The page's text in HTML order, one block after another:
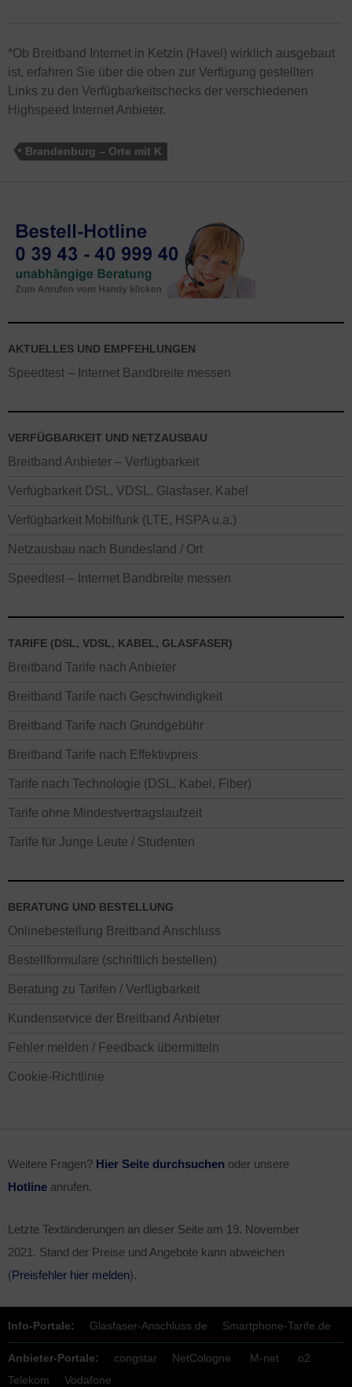
*Ob Breitband Internet in Ketzin (Havel) wirklich ausgebaut
ist, erfahren Sie über die oben zur Verfügung gestellten
Links zu den Verfügbarkeitschecks der verschiedenen
Highspeed Internet Anbieter.
Brandenburg – Orte mit K
AKTUELLES UND EMPFEHLUNGEN
Speedtest – Internet Bandbreite messen
VERFÜGBARKEIT UND NETZAUSBAU
Breitband Anbieter – Verfügbarkeit
Verfügbarkeit DSL, VDSL, Glasfaser, Kabel
Verfügbarkeit Mobilfunk (LTE, HSPA u.a.)
Netzausbau nach Bundesland / Ort
Speedtest – Internet Bandbreite messen
TARIFE (DSL, VDSL, KABEL, GLASFASER)
Breitband Tarife nach Anbieter
Breitband Tarife nach Geschwindigkeit
Breitband Tarife nach Grundgebühr
Breitband Tarife nach Effektivpreis
Tarife nach Technologie (DSL, Kabel, Fiber)
Tarife ohne Mindestvertragslaufzeit
Tarife für Junge Leute / Studenten
BERATUNG UND BESTELLUNG
Onlinebestellung Breitband Anschluss
Bestellformulare (schriftlich bestellen)
Beratung zu Tarifen / Verfügbarkeit
Kundenservice der Breitband Anbieter
Fehler melden / Feedback übermitteln
Cookie-Richtlinie
Weitere Fragen? Hier Seite durchsuchen oder unsere
Hotline anrufen.
Letzte Textänderungen an dieser Seite am 19. November
2021 . Stand der Preise und Angebote kann abweichen
(Preisfehler hier melden).
Info-Portale: Glasfaser-Anschluss.de Smartphone-Tarife.de
Anbieter-Portale: congstar NetCologne M-net
o2
Telekom
Vodafone